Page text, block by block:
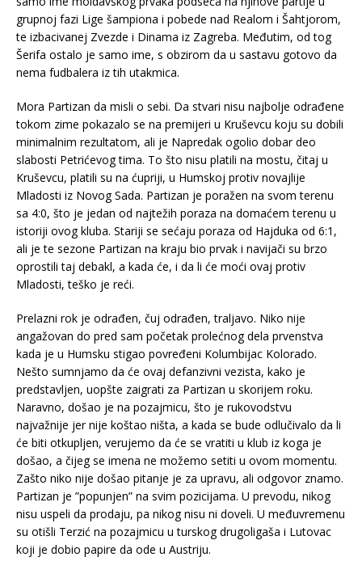
grupnoj fazi Lige šampiona i pobede nad Realom i Šahtjorom,
te izbacivanej Zvezde i Dinama iz Zagreba. Međutim, od tog
Šerifa ostalo je samo ime, s obzirom da u sastavu gotovo da
nema fudbalera iz tih utakmica.
Mora Partizan da misli o sebi. Da stvari nisu najbolje odrađene
tokom zime pokazalo se na premijeri u Kruševcu koju su dobili
minimalnim rezultatom, ali je Napredak ogolio dobar deo
slabosti Petrićevog tima. To što nisu platili na mostu, čitaj u
Kruševcu, platili su na ćupriji, u Humskoj protiv novajlije
Mladosti iz Novog Sada. Partizan je poražen na svom terenu
sa 4:0, što je jedan od najtežih poraza na domaćem terenu u
istoriji ovog kluba. Stariji se sećaju poraza od Hajduka od 6:1,
ali je te sezone Partizan na kraju bio prvak i navijači su brzo
oprostili taj debakl, a kada će, i da li će moći ovaj protiv
Mladosti, teško je reći.
Prelazni rok je odrađen, čuj odrađen, traljavo. Niko nije
angažovan do pred sam početak prolećnog dela prvenstva
kada je u Humsku stigao povređeni Kolumbijac Kolorado.
Nešto sumnjamo da će ovaj defanzivni vezista, kako je
predstavljen, uopšte zaigrati za Partizan u skorijem roku.
Naravno, došao je na pozajmicu, što je rukovodstvu
najvažnije jer nije koštao ništa, a kada se bude odlučivalo da li
će biti otkupljen, verujemo da će se vratiti u klub iz koga je
došao, a čijeg se imena ne možemo setiti u ovom momentu.
Zašto niko nije došao pitanje je za upravu, ali odgovor znamo.
Partizan je ”popunjen” na svim pozicijama. U prevodu, nikog
nisu uspeli da prodaju, pa nikog nisu ni doveli. U međuvremenu
su otišli Terzić na pozajmicu u turskog drugoligaša i Lutovac
koji je dobio papire da ode u Austriju.